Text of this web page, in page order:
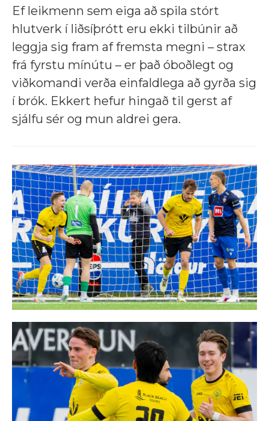
Ef leikmenn sem eiga að spila stórt
hlutverk í liðsíþrótt eru ekki tilbúnir að
leggja sig fram af fremsta megni – strax
frá fyrstu mínútu – er það óboðlegt og
viðkomandi verða einfaldlega að gyrða sig
í brók. Ekkert hefur hingað til gerst af
sjálfu sér og mun aldrei gera.